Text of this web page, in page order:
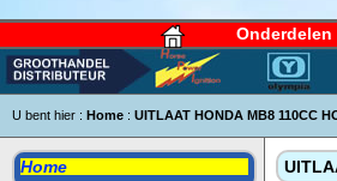
Onderdelen
U bent hier : Home : UITLAAT HONDA MB8 110CC
Home